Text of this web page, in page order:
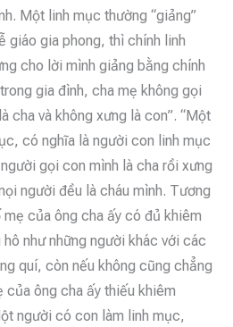
Một linh mục thường “giảng”
giáo gia phong, thì chính linh
cho lời mình giảng bằng chính
gia đình, cha mẹ không gọi
cha và không xưng là con”. “Một
có nghĩa là người con linh mục
gọi con mình là cha rồi xưng
người đều là cháu mình. Tương
của ông cha ấy có đủ khiêm
như những người khác với các
quí, còn nếu không cũng chẳng
ông cha ấy thiếu khiêm
người có con làm linh mục,